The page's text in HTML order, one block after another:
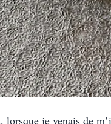
je venais de